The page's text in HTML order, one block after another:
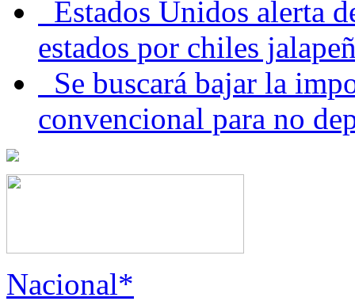
Estados Unidos alerta
estados por chiles
Se buscará bajar la
convencional para no
Nacional*